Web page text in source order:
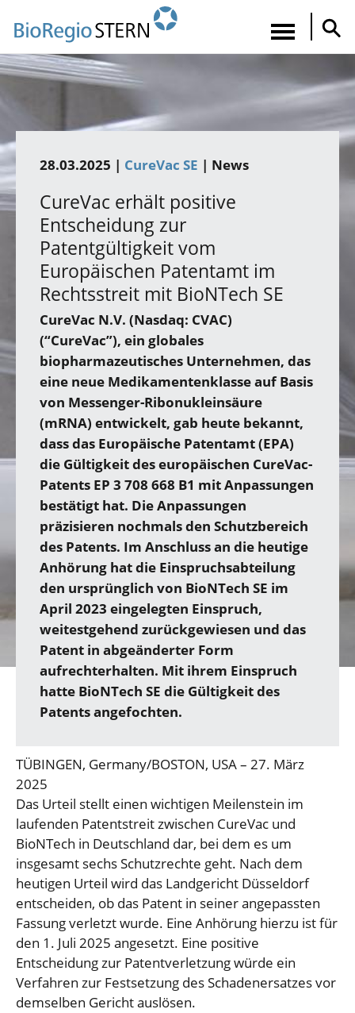
zum
Inhalt
28.03.2025 | CureVac SE | News
CureVac erhält positive
Entscheidung zur
Patentgültigkeit vom
Europäischen Patentamt im
Rechtsstreit mit BioNTech SE
CureVac N.V. (Nasdaq: CVAC)
(“CureVac”), ein globales
biopharmazeutisches Unternehmen, das
eine neue Medikamenten­klasse auf Basis
von Messenger-Ribonukleinsäure
(mRNA) entwickelt, gab heute bekannt,
dass das Europäische Patentamt (EPA)
die Gültigkeit des europäischen CureVac-
Patents EP 3 708 668 B1 mit Anpassungen
bestätigt hat. Die Anpassungen
präzisieren nochmals den Schutzbereich
des Patents. Im Anschluss an die heutige
Anhörung hat die Einspruchsabteilung
den ursprünglich von BioNTech SE im
April 2023 eingelegten Einspruch,
weitestgehend zurückgewiesen und das
Patent in abge­änderter Form
aufrechterhalten. Mit ihrem Einspruch
hatte BioNTech SE die Gültigkeit des
Patents angefochten.
TÜBINGEN, Germany/BOSTON, USA – 27. März
2025
Das Urteil stellt einen wichtigen Meilenstein im
laufenden Patentstreit zwischen CureVac und
BioNTech in Deutschland dar, bei dem es um
insgesamt sechs Schutzrechte geht. Nach dem
heutigen Urteil wird das Landgericht Düsseldorf
entscheiden, ob das Patent in seiner ange­passten
Fassung verletzt wurde. Eine Anhörung hierzu ist für
den 1. Juli 2025 angesetzt. Eine positive
Entscheidung zur Patentverletzung würde ein
Verfahren zur Festsetzung des Schaden­ersatzes vor
demselben Gericht auslösen.